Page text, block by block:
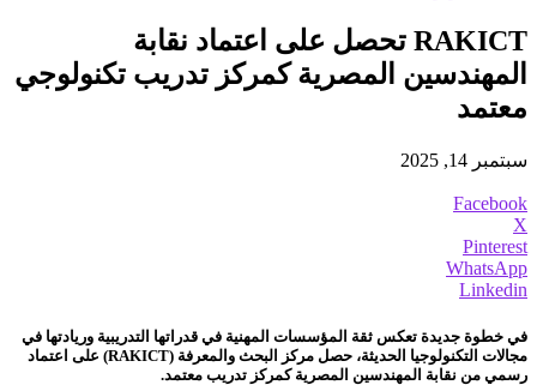
RAKICT تحصل على اعتماد نقابة
المهندسين المصرية كمركز تدريب تكنولوجي
معتمد
سبتمبر 14, 2025
Facebook
X
Pinterest
WhatsApp
Linkedin
في خطوة جديدة تعكس ثقة المؤسسات المهنية في قدراتها التدريبية وريادتها في
مجالات التكنولوجيا الحديثة، حصل مركز البحث والمعرفة (RAKICT) على اعتماد
رسمي من نقابة المهندسين المصرية كمركز تدريب معتمد.